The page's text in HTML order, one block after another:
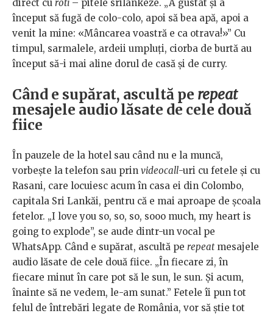
direct cu roti – pitele srilankeze. „A gustat și a
început să fugă de colo-colo, apoi să bea apă, apoi a
venit la mine: «Mâncarea voastră e ca otrava!»” Cu
timpul, sarmalele, ardeii umpluți, ciorba de burtă au
început să-i mai aline dorul de casă și de curry.
Când e supărat, ascultă pe repeat
mesajele audio lăsate de cele două
fiice
În pauzele de la hotel sau când nu e la muncă,
vorbește la telefon sau prin videocall-uri cu fetele și cu
Rasani, care locuiesc acum în casa ei din Colombo,
capitala Sri Lankăi, pentru că e mai aproape de școala
fetelor. „I love you so, so, so, sooo much, my heart is
going to explode”, se aude dintr-un vocal pe
WhatsApp. Când e supărat, ascultă pe repeatmesajele
audio lăsate de cele două fiice. „În fiecare zi, în
fiecare minut în care pot să le sun, le sun. Și acum,
înainte să ne vedem, le-am sunat.” Fetele îi pun tot
felul de întrebări legate de România, vor să știe tot